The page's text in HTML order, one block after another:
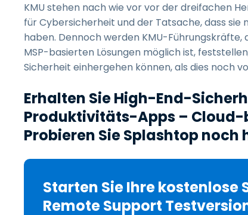
KMU stehen nach wie vor vor der dreifachen
für Cybersicherheit und der Tatsache, dass
haben. Dennoch werden KMU-Führungskräfte,
MSP-basierten Lösungen möglich ist,
Sicherheit einhergehen können, als dies noch
Erhalten Sie High-End-
Produktivitäts-Apps –
Probieren Sie Splashtop noch
Starten Sie Ihre kostenlose
Remote Support